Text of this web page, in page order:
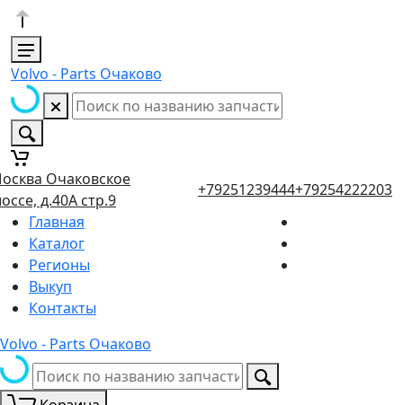
Volvo - Parts Очаково
Очаковское
д.40А стр.9
+79251239444+79254222203
Главная
Каталог
Регионы
Выкуп
Контакты
Volvo - Parts Очаково